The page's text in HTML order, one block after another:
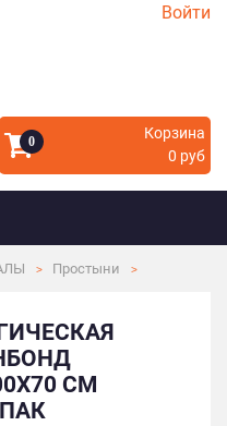
Войти
0
Корзина
0 руб
Простыни
СМ